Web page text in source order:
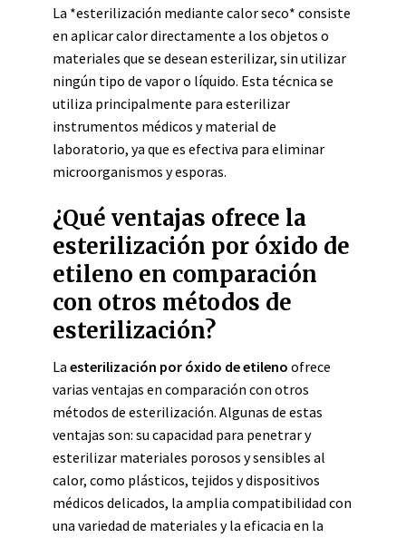
La *esterilización mediante calor seco* consiste
en aplicar calor directamente a los objetos o
materiales que se desean esterilizar, sin utilizar
ningún tipo de vapor o líquido. Esta técnica se
utiliza principalmente para esterilizar
instrumentos médicos y material de
laboratorio, ya que es efectiva para eliminar
microorganismos y esporas.
¿Qué ventajas ofrece la
esterilización por óxido de
etileno en comparación
con otros métodos de
esterilización?
La esterilización por óxido de etileno ofrece
varias ventajas en comparación con otros
métodos de esterilización. Algunas de estas
ventajas son: su capacidad para penetrar y
esterilizar materiales porosos y sensibles al
calor, como plásticos, tejidos y dispositivos
médicos delicados, la amplia compatibilidad con
una variedad de materiales y la eficacia en la